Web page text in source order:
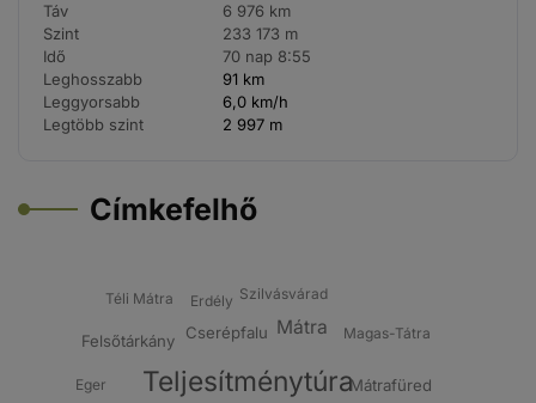
Táv
6 976 km
Szint
233 173 m
Idő
70 nap 8:55
Leghosszabb
91 km
Leggyorsabb
6,0 km/h
Legtöbb szint
2 997 m
Címkefelhő
Teljesítménytúra
Mátra
Cserépfalu
Mátrafüred
Felsőtárkány Magas-Tátra
Erdély
Eger
Téli Mátra Szilvásvárad